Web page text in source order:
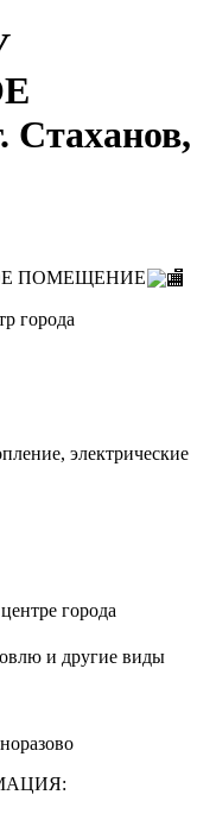
ПОМЕЩЕНИЕ
города
электрические
города
и другие виды